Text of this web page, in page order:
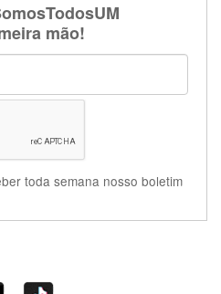
mão!
toda semana nosso boletim